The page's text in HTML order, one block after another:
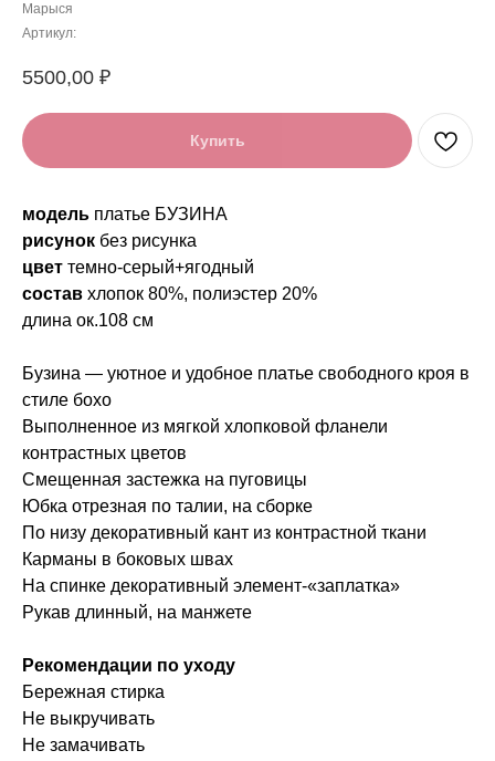
Марыся
Артикул:
5500,00 ₽
Купить
модель платье БУЗИНА
рисунок без рисунка
цвет темно-серый+ягодный
состав хлопок 80%, полиэстер 20%
длина ок.108 см
Бузина — уютное и удобное платье свободного кроя в
стиле бохо
Выполненное из мягкой хлопковой фланели
контрастных цветов
Смещенная застежка на пуговицы
Юбка отрезная по талии, на сборке
По низу декоративный кант из контрастной ткани
Карманы в боковых швах
На спинке декоративный элемент-«заплатка»
Рукав длинный, на манжете
Рекомендации по уходу
Бережная стирка
Не выкручивать
Не замачивать